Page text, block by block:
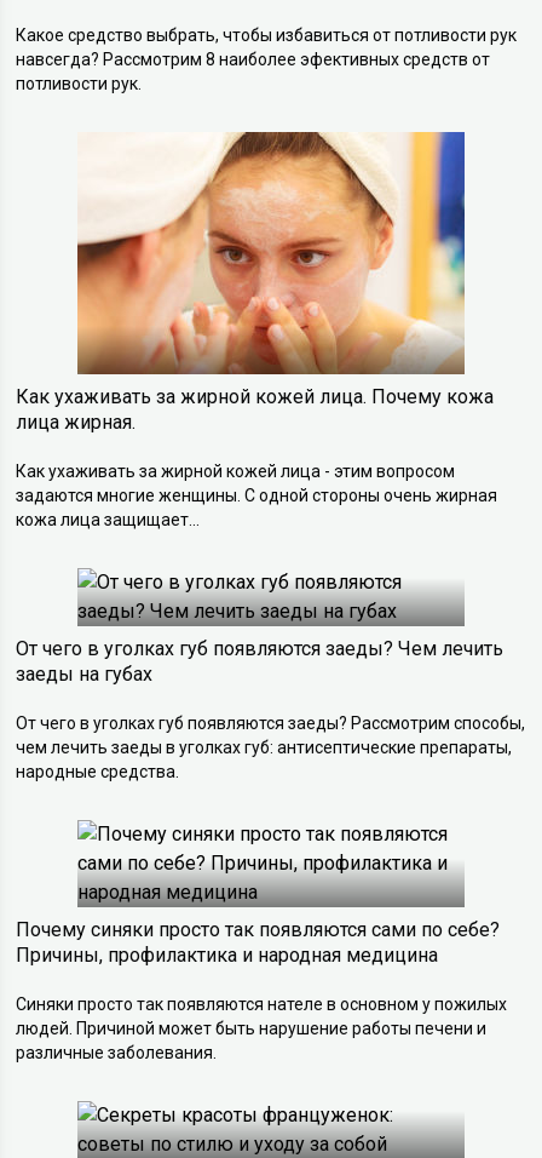
Какое средство выбрать, чтобы избавиться от потливости рук
навсегда? Рассмотрим 8 наиболее эфективных средств от
потливости рук.
Как ухаживать за жирной кожей лица. Почему кожа
лица жирная.
Как ухаживать за жирной кожей лица - этим вопросом
задаются многие женщины. С одной стороны очень жирная
кожа лица защищает...
От чего в уголках губ появляются заеды? Чем лечить
заеды на губах
От чего в уголках губ появляются заеды? Рассмотрим способы,
чем лечить заеды в уголках губ: антисептические препараты,
народные средства.
Почему синяки просто так появляются сами по себе?
Причины, профилактика и народная медицина
Синяки просто так появляются нателе в основном у пожилых
людей. Причиной может быть нарушение работы печени и
различные заболевания.